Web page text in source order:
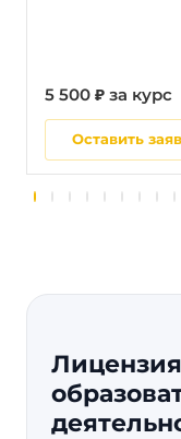
5 500 ₽ за курс
Оставить